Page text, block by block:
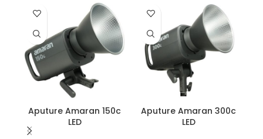
Aputure Amaran 150c
LED
Aputure Amaran 300c
LED